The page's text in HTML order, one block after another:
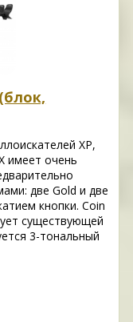
XP,
имеет очень
две Gold и две
кнопки. Coin
существующей
3-тональный